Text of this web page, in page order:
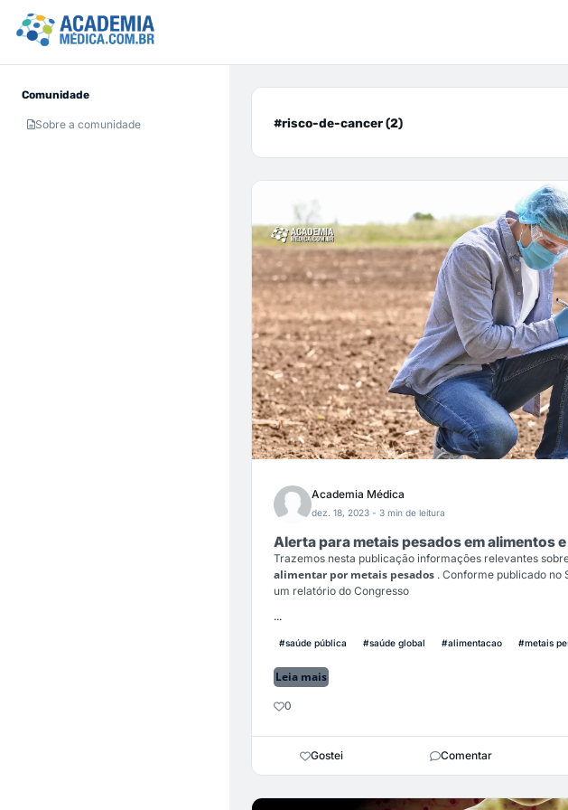
Comunidade
Sobre a comunidade #risco-de-cancer (2)
Academia Médica
dez. 18, 2023 - 3 min de leitura
Alerta para metais pesados em alimentos
Trazemos nesta publicação informações relevantes
alimentar por metais pesados . Conforme publicado no
um relatório do Congresso
...
#saúde pública #saúde global #alimentacao #metais
Leia mais
0
Gostei Comentar